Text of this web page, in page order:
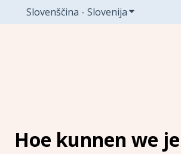
Slovenščina - SlovenijaPokaži
Hoe kunnen we je